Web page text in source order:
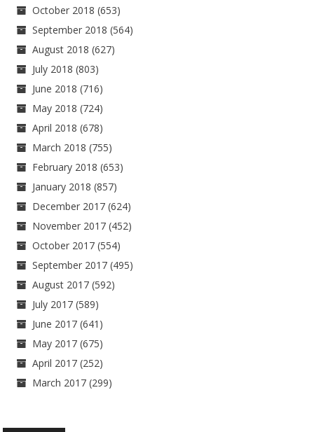
October 2018 (653)
September 2018 (564)
August 2018 (627)
July 2018 (803)
June 2018 (716)
May 2018 (724)
April 2018 (678)
March 2018 (755)
February 2018 (653)
January 2018 (857)
December 2017 (624)
November 2017 (452)
October 2017 (554)
September 2017 (495)
August 2017 (592)
July 2017 (589)
June 2017 (641)
May 2017 (675)
April 2017 (252)
March 2017 (299)